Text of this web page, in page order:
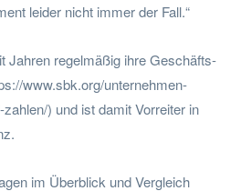
leider nicht immer der Fall.“
Jahren regelmäßig ihre Geschäfts-
www.sbk.org/unternehmen-
) und ist damit Vorreiter in
im Überblick und Vergleich